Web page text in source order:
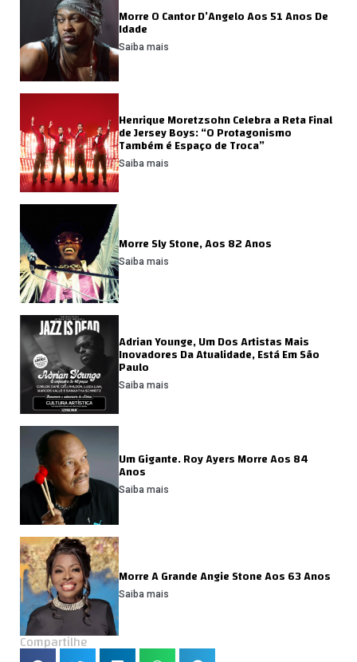
Morre O Cantor D’Angelo Aos 51 Anos De
Idade
Saiba mais
Henrique Moretzsohn Celebra a Reta Final
de Jersey Boys: “O Protagonismo
Também é Espaço de Troca”
Saiba mais
Morre Sly Stone, Aos 82 Anos
Saiba mais
Adrian Younge, Um Dos Artistas Mais
Inovadores Da Atualidade, Está Em São
Paulo
Saiba mais
Um Gigante. Roy Ayers Morre Aos 84
Anos
Saiba mais
Morre A Grande Angie Stone Aos 63 Anos
Saiba mais
Compartilhe